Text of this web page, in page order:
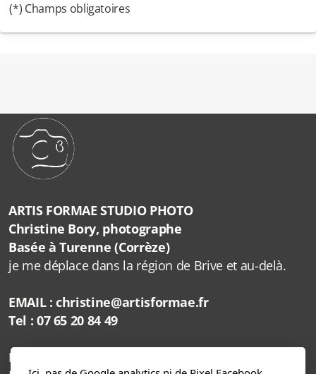
(*) Champs obligatoires
ARTIS FORMAE STUDIO PHOTO
Christine Bory, photographe
Basée à Turenne (Corrèze)
je me déplace dans la région de Brive et au-delà.
EMAIL : christine@artisformae.fr
Tel : 07 65 20 84 49
HORAIRES